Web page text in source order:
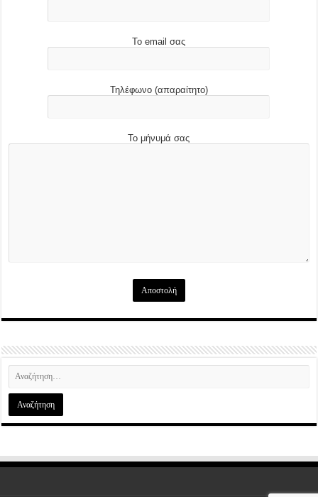
Το email σας
Τηλέφωνο (απαραίτητο)
Το μήνυμά σας